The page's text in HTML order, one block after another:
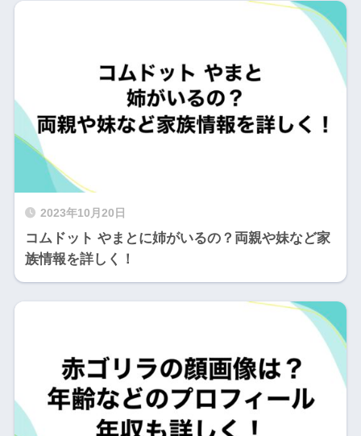
2023年10月20日
コムドット やまとに姉がいるの？両親や妹など家
族情報を詳しく！